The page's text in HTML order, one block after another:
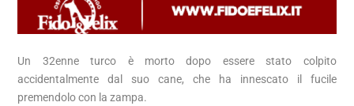
Un 32enne turco è morto dopo essere stato colpito
accidentalmente dal suo cane, che ha innescato il fucile
premendolo con la zampa.